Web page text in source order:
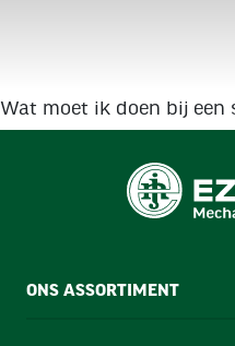
Wat moet ik doen bij een
ONS ASSORTIMENT